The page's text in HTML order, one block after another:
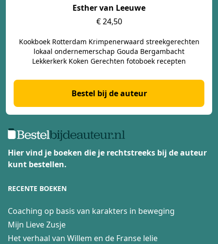
Esther van Leeuwe
€ 24,50
Kookboek Rotterdam Krimpenerwaard streekgerechten
lokaal ondernemerschap Gouda Bergambacht
Lekkerkerk Koken Gerechten fotoboek recepten
Bestel bij de auteur
Hier vind je boeken die je rechtstreeks bij de auteur
kunt bestellen.
RECENTE BOEKEN
Coaching op basis van karakters in beweging
Mijn Lieve Zusje
Het verhaal van Willem en de Franse lelie